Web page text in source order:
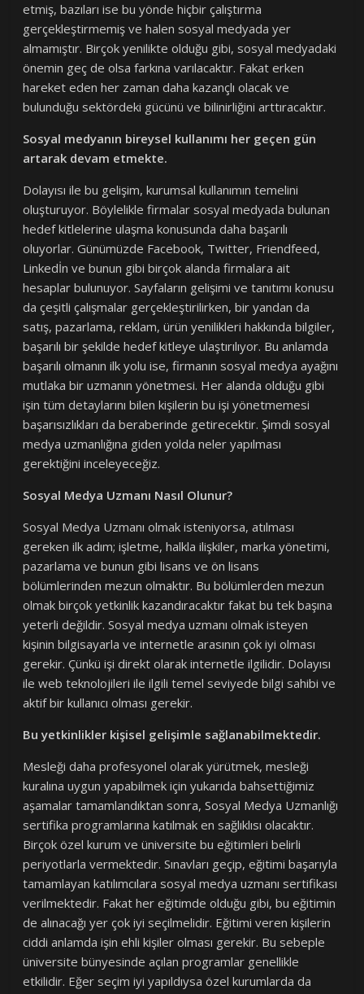
etmiş, bazıları ise bu yönde hiçbir çalıştırma
gerçekleştirmemiş ve halen sosyal medyada yer
almamıştır. Birçok yenilikte olduğu gibi, sosyal medyadaki
önemin geç de olsa farkına varılacaktır. Fakat erken
hareket eden her zaman daha kazançlı olacak ve
bulunduğu sektördeki gücünü ve bilinirliğini arttıracaktır.
Sosyal medyanın bireysel kullanımı her geçen gün
artarak devam etmekte.
Dolayısı ile bu gelişim, kurumsal kullanımın temelini
oluşturuyor. Böylelikle firmalar sosyal medyada bulunan
hedef kitlelerine ulaşma konusunda daha başarılı
oluyorlar. Günümüzde Facebook, Twitter, Friendfeed,
Linkedİn ve bunun gibi birçok alanda firmalara ait
hesaplar bulunuyor. Sayfaların gelişimi ve tanıtımı konusu
da çeşitli çalışmalar gerçekleştirilirken, bir yandan da
satış, pazarlama, reklam, ürün yenilikleri hakkında bilgiler,
başarılı bir şekilde hedef kitleye ulaştırılıyor. Bu anlamda
başarılı olmanın ilk yolu ise, firmanın sosyal medya ayağını
mutlaka bir uzmanın yönetmesi. Her alanda olduğu gibi
işin tüm detaylarını bilen kişilerin bu işi yönetmemesi
başarısızlıkları da beraberinde getirecektir. Şimdi sosyal
medya uzmanlığına giden yolda neler yapılması
gerektiğini inceleyeceğiz.
Sosyal Medya Uzmanı Nasıl Olunur?
Sosyal Medya Uzmanı olmak isteniyorsa, atılması
gereken ilk adım; işletme, halkla ilişkiler, marka yönetimi,
pazarlama ve bunun gibi lisans ve ön lisans
bölümlerinden mezun olmaktır. Bu bölümlerden mezun
olmak birçok yetkinlik kazandıracaktır fakat bu tek başına
yeterli değildir. Sosyal medya uzmanı olmak isteyen
kişinin bilgisayarla ve internetle arasının çok iyi olması
gerekir. Çünkü işi direkt olarak internetle ilgilidir. Dolayısı
ile web teknolojileri ile ilgili temel seviyede bilgi sahibi ve
aktif bir kullanıcı olması gerekir.
Bu yetkinlikler kişisel gelişimle sağlanabilmektedir.
Mesleği daha profesyonel olarak yürütmek, mesleği
kuralına uygun yapabilmek için yukarıda bahsettiğimiz
aşamalar tamamlandıktan sonra, Sosyal Medya Uzmanlığı
sertifika programlarına katılmak en sağlıklısı olacaktır.
Birçok özel kurum ve üniversite bu eğitimleri belirli
periyotlarla vermektedir. Sınavları geçip, eğitimi başarıyla
tamamlayan katılımcılara sosyal medya uzmanı sertifikası
verilmektedir. Fakat her eğitimde olduğu gibi, bu eğitimin
de alınacağı yer çok iyi seçilmelidir. Eğitimi veren kişilerin
ciddi anlamda işin ehli kişiler olması gerekir. Bu sebeple
üniversite bünyesinde açılan programlar genellikle
etkilidir. Eğer seçim iyi yapıldıysa özel kurumlarda da